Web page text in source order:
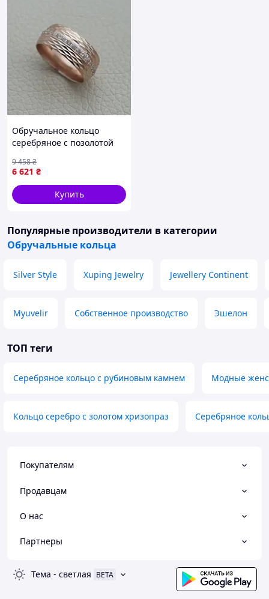
Обручальное кольцо
серебряное с позолотой
белых фианитов
6 621 ₴
9 458₴
Купить
Популярные производители в категории
Обручальные кольца
Silver Style Xuping Jewelry Jewellery Continent
Myuvelir Собственное производство Эшелон
ТОП теги
Серебряное кольцо с рубиновым камнем Модные
Кольцо серебро с золотом хризопраз Серебряное
Покупателям
Продавцам
О нас
Партнеры
Тема - светлая BETA